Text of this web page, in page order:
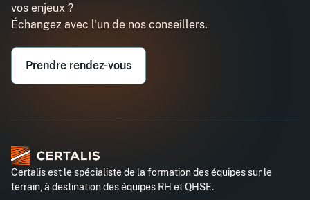
Téléphone professionnel*
vos enjeux ?
Échangez avec l'un de nos conseillers.
Prendre rendez-vous
Certalis est le spécialiste de la formation des équipes sur le
terrain, à destination des équipes RH et QHSE.